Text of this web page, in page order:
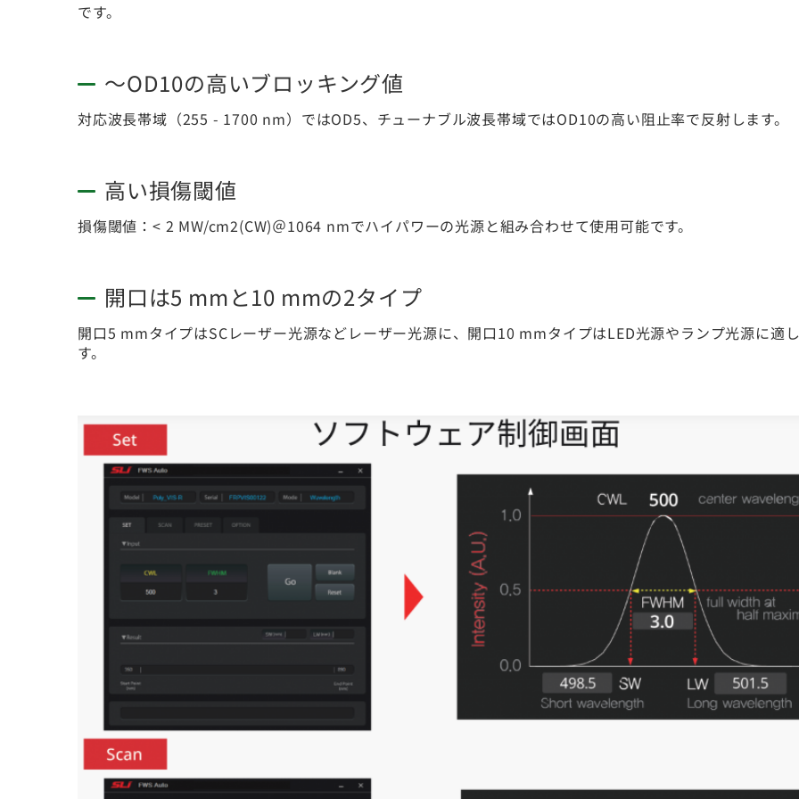
です。
～OD10の高いブロッキング値
対応波長帯域（255 - 1700 nm）ではOD5、チューナブル波長帯域ではOD10の高い阻止率で反射します。
高い損傷閾値
損傷閾値：< 2 MW/cm2(CW)＠1064 nmでハイパワーの光源と組み合わせて使用可能です。
開口は5 mmと10 mmの2タイプ
開口5 mmタイプはSCレーザー光源などレーザー光源に、開口10 mmタイプはLED光源やランプ光源に適
す。